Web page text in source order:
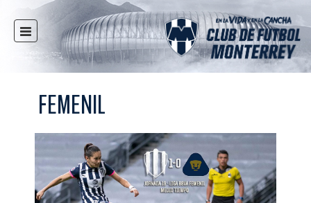
INICIO
NOTICIAS
RAYADOS
RAYADAS
FUERZAS BÁSICAS
FEMENIL